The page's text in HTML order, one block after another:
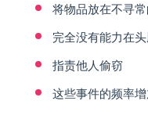
将物品放在不寻
完全没有能力在
指责他人偷窃
这些事件的频率